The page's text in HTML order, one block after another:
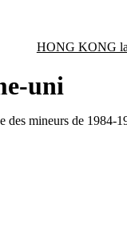
HONG KONG
uni
mineurs de 1984-